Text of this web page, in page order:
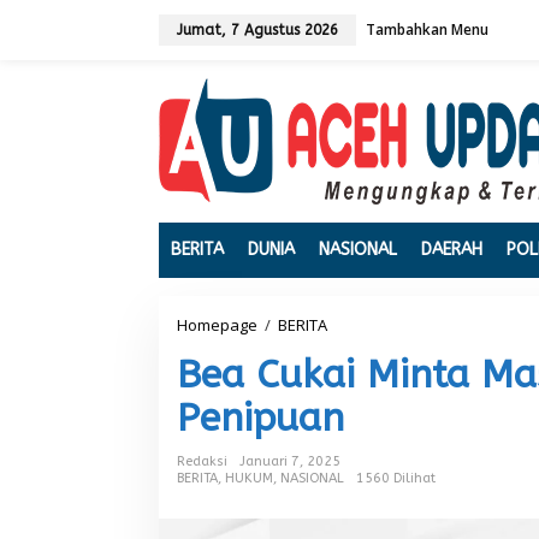
Jumat, 7 Agustus 2026 Tambahkan Menu
BERITA DUNIA NASIONAL DAERAH
Homepage / BERITA
a
C
u
k
a
i
Bea Cukai Minta
Penipuan
Redaksi
Januari 7, 2025
BERITA, HUKUM, NASIONAL 1560 Dilihat